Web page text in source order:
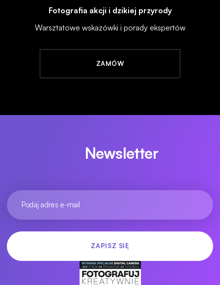
Fotografia akcji i dzikiej przyrody
Warsztatowe wskazówki i porady ekspertów
ZAMÓW
Newsletter